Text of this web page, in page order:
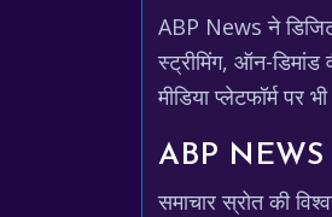
ABP News ने
स्ट्रीमिंग, ऑन-
मीडिया प्लेटफॉर्म
ABP NEWS
समाचार स्रोत की